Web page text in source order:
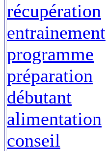
récupération
entrainement
programme
préparation
débutant
alimentation
conseil